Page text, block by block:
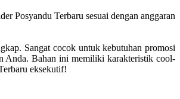
Posyandu Terbaru sesuai dengan anggaran
Sangat cocok untuk kebutuhan promosi
Anda. Bahan ini memiliki karakteristik cool-
eksekutif!